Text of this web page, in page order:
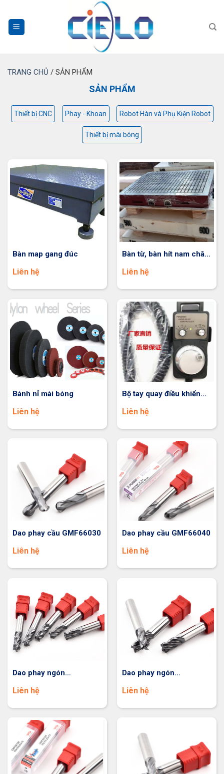
qua
nội
TRANG CHỦ / SẢN PHẨM
SẢN PHẨM
Thiết bị CNC Phay - Khoan Robot Hàn và Phụ Kiện Robot
Thiết bị mài bóng
Bàn map gang đúc
Liên hệ
Bàn từ, bàn hít nam châm
Liên hệ
Bánh nỉ mài bóng
Liên hệ
Bộ tay quay điều khiển
Liên hệ
Dao phay cầu GMF66030
Liên hệ
Dao phay cầu GMF66040
Liên hệ
Dao phay ngón
Liên hệ
Dao phay ngón
Liên hệ